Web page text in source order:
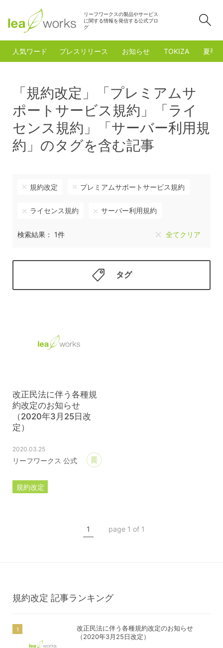
リーフワークスの製品やサービス
に関する情報を発信する公式ブロ
グ
人気ワード プレスリリース お知らせ TOKIZA 夏季
「規約改定」「プレミアムサ
ポートサービス規約」「ライ
センス規約」「サーバー利用規
約」のタグを含む記事
規約改定 プレミアムサポートサービス規約
ライセンス規約 サーバー利用規約
検索結果： 1件 全てクリア
タグ
改正民法に伴う各種規
約改定のお知らせ
（2020年3月25日改
定）
2020.03.25
リーフワークス 公式
規約改定
1 page 1 of 1
規約改定 記事ランキング
改正民法に伴う各種規約改定のお知らせ
（2020年3月25日改定）